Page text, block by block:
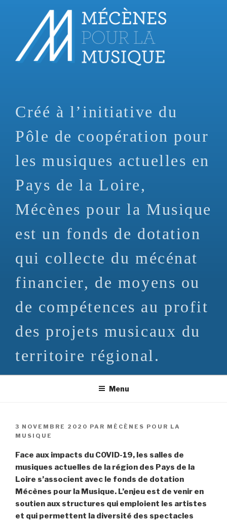
principal
Créé à l’initiative du
Pôle de coopération pour
les musiques actuelles en
Pays de la Loire,
Mécènes pour la Musique
est un fonds de dotation
qui collecte du mécénat
financier, de moyens ou
de compétences au profit
des projets musicaux du
territoire régional.
Menu
PUBLIÉ
LE
3 NOVEMBRE 2020 PAR MÉCÈNES POUR LA
MUSIQUE
Face aux impacts du COVID-19, les salles de
musiques actuelles de la région des Pays de la
Loire s’associent avec le fonds de dotation
Mécènes pour la Musique. L’enjeu est de venir en
soutien aux structures qui emploient les artistes
et qui permettent la diversité des spectacles